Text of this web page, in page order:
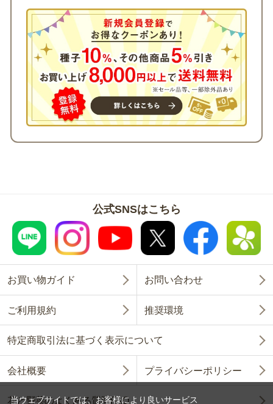
公式SNSはこちら
お買い物ガイド お問い合わせ
ご利用規約 推奨環境
特定商取引法に基づく表示について
会社概要 プライバシーポリシー
花と野菜のよくある質問FAQ
当ウェブサイトでは、お客様により良いサービス